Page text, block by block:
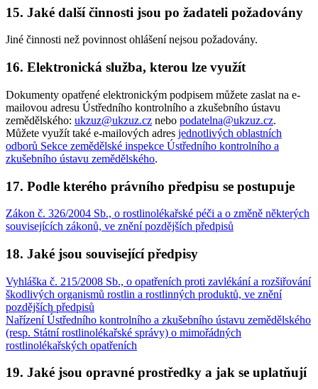
15. Jaké další činnosti jsou po žadateli požadovány
Jiné činnosti než povinnost ohlášení nejsou požadovány.
16. Elektronická služba, kterou lze využít
Dokumenty opatřené elektronickým podpisem můžete zaslat na e-
mailovou adresu Ústředního kontrolního a zkušebního ústavu
zemědělského: ukzuz@ukzuz.cz nebo podatelna@ukzuz.cz.
Můžete využít také e-mailových adres jednotlivých oblastních
odborů Sekce zemědělské inspekce Ústředního kontrolního a
zkušebního ústavu zemědělského.
17. Podle kterého právního předpisu se postupuje
Zákon č. 326/2004 Sb., o rostlinolékařské péči a o změně některých
souvisejících zákonů, ve znění pozdějších předpisů
18. Jaké jsou související předpisy
Vyhláška č. 215/2008 Sb., o opatřeních proti zavlékání a rozšiřování
škodlivých organismů rostlin a rostlinných produktů, ve znění
pozdějších předpisů
Nařízení Ústředního kontrolního a zkušebního ústavu zemědělského
(resp. Státní rostlinolékařské správy) o mimořádných
rostlinolékařských opatřeních
19. Jaké jsou opravné prostředky a jak se uplatňují